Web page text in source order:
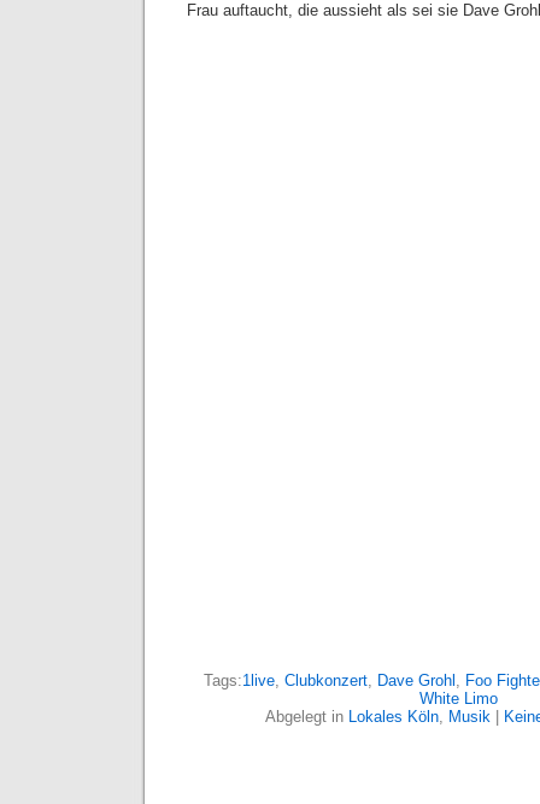
Frau auftaucht, die aussieht als sei sie Dave
Tags:1live, Clubkonzert, Dave Grohl , Foo
White Limo
Abgelegt in Lokales Köln, Musik